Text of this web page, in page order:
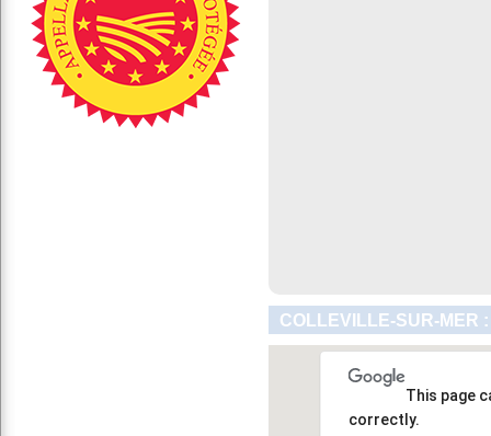
COLLEVILLE-SUR-MER
This page
correctly.